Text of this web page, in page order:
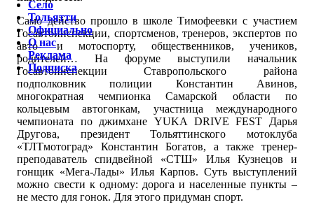
Само действо прошло в школе Тимофеевки с участием
Госавтоинспекции, спортсменов, тренеров, экспертов по
авто- и мотоспорту, общественников, учеников,
родителей… На форуме выступили начальник
Госавтоинспекции Ставропольского района
подполковник полиции Константин Авинов,
многократная чемпионка Самарской области по
кольцевым автогонкам, участница международного
чемпионата по джимхане YUKA DRIVE FEST Дарья
Другова, президент Тольяттинского мотоклуба
«ТЛТмотоград» Константин Богатов, а также тренер-
преподаватель спидвейной «СТШ» Илья Кузнецов и
гонщик «Мега-Лады» Илья Карпов. Суть выступлений
можно свести к одному: дорога и населенные пункты –
не место для гонок. Для этого придуман спорт.
Село
Тольятти
Официально
О нас
Реклама
Подписка